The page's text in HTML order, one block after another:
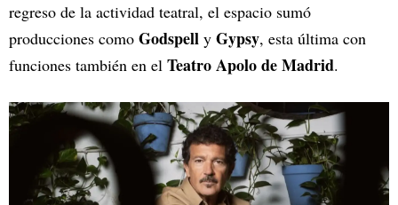
regreso de la actividad teatral, el espacio sumó
producciones como Godspell y Gypsy, esta última con
funciones también en el Teatro Apolo de Madrid.